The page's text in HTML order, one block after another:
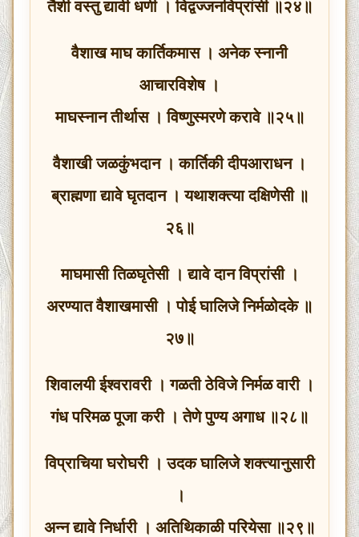
तैशी वस्तु द्यावी धणी । विद्वज्जनविप्रांसी ॥२४॥
वैशाख माघ कार्तिकमास । अनेक स्नानी
आचारविशेष ।
माघस्नान तीर्थास । विष्णुस्मरणे करावे ॥२५॥
वैशाखी जळकुंभदान । कार्तिकी दीपआराधन ।
ब्राह्मणा द्यावे घृतदान । यथाशक्त्या दक्षिणेसी ॥
२६॥
माघमासी तिळघृतेसी । द्यावे दान विप्रांसी ।
अरण्यात वैशाखमासी । पोई घालिजे निर्मळोदके ॥
२७॥
शिवालयी ईश्वरावरी । गळती ठेविजे निर्मळ वारी ।
गंध परिमळ पूजा करी । तेणे पुण्य अगाध ॥२८॥
विप्राचिया घरोघरी । उदक घालिजे शक्त्यानुसारी
।
अन्न द्यावे निर्धारी । अतिथिकाळी परियेसा ॥२९॥